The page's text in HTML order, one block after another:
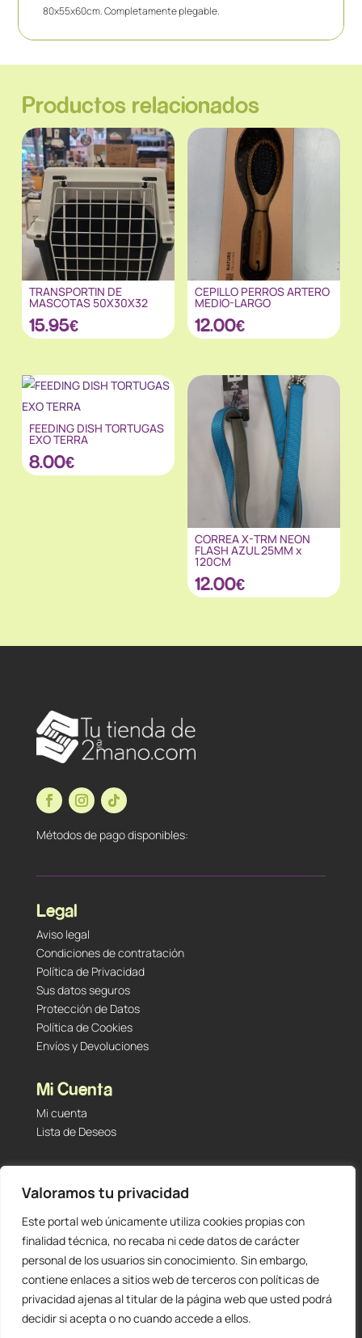
Valoramos tu privacidad
Este portal web únicamente utiliza cookies propias con
finalidad técnica, no recaba ni cede datos de carácter
personal de los usuarios sin conocimiento. Sin embargo,
contiene enlaces a sitios web de terceros con políticas de
privacidad ajenas al titular de la página web que usted podrá
decidir si acepta o no cuando accede a ellos.
80x55x60cm. Completamente plegable.
Productos relacionados
TRANSPORTIN DE
MASCOTAS 50X30X32
15.95€
CEPILLO PERROS ARTERO
MEDIO-LARGO
12.00€
FEEDING DISH TORTUGAS
EXO TERRA
8.00€
CORREA X-TRM NEON
FLASH AZUL 25MM x
120CM
12.00€
Métodos de pago disponibles:
Legal
Aviso legal
Condiciones de contratación
Política de Privacidad
Sus datos seguros
Protección de Datos
Política de Cookies
Envíos y Devoluciones
Mi Cuenta
Mi cuenta
Lista de Deseos
Tu Tienda de Segunda Mano, Sambara #101 (Madrid,
28027 – España)
912 60 05 55 |+34 601 23 09 14
info@staging.tutiendadesegundamano.com